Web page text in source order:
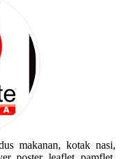
makanan, kotak nasi,